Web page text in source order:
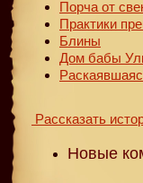
Порча от
Практики
Блины
Дом бабы
Рассказать
Новые